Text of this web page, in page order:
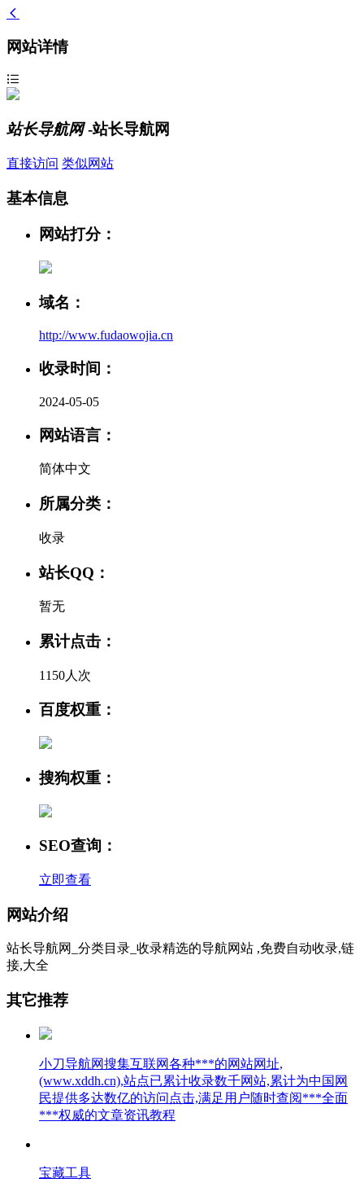
网站详情
站长导航网-站长导航网
直接访问 类似网站
基本信息
网站打分：
域名：
http://www.fudaowojia.cn
收录时间：
2024-05-05
网站语言：
简体中文
所属分类：
收录
站长QQ：
暂无
累计点击：
1150人次
百度权重：
搜狗权重：
SEO查询：
立即查看
网站介绍
站长导航网_分类目录_收录精选的导航网站 ,免费自动收录,链
接,大全
其它推荐
小刀导航网搜集互联网各种***的网站网址,
(www.xddh.cn),站点已累计收录数千网站,累计为中国网
民提供多达数亿的访问点击,满足用户随时查阅***全面
***权威的文章资讯教程
宝藏工具